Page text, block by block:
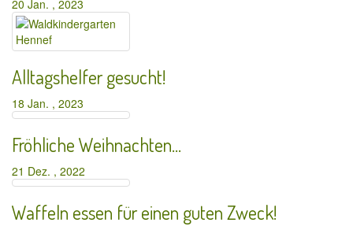
20 Jan. , 2023
Alltagshelfer gesucht!
18 Jan. , 2023
Fröhliche Weihnachten…
21 Dez. , 2022
Waffeln essen für einen guten Zweck!